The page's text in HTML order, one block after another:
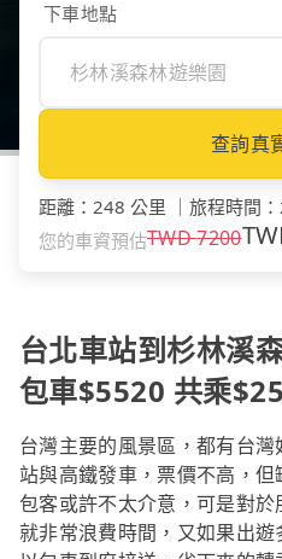
下車地點
查詢真
距離 ： 248 公里 旅程時間 ：
您的車資預估TWD7200
台北車站到杉林溪
包車$5520 共乘
台灣主要的風景區，都有台
站與高鐵發車，票價不高，
包客或許不太介意，可是對
就非常浪費時間，又如果出